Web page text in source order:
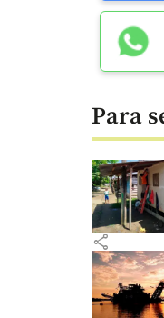
Para
share